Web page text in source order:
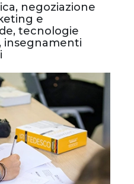
negoziazione
e
tecnologie
insegnamenti